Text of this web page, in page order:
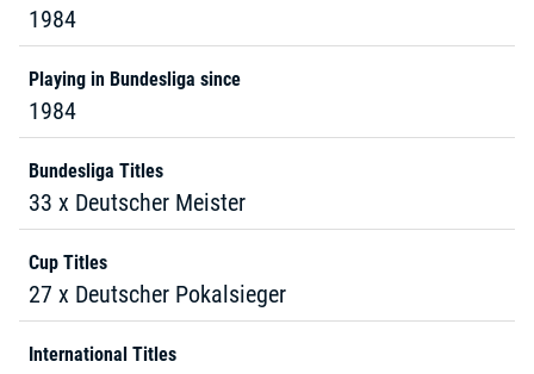
1984
Playing in Bundesliga since
1984
Bundesliga Titles
33 x Deutscher Meister
Cup Titles
27 x Deutscher Pokalsieger
International Titles